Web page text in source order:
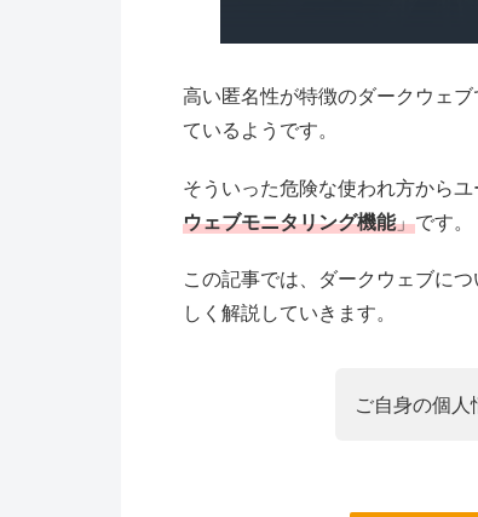
高い匿名性が特徴のダークウェ
ているようです。
そういった危険な使われ方から
ウェブモニタリング機能」です。
この記事では、ダークウェブに
しく解説していきます。
ご自身の個人